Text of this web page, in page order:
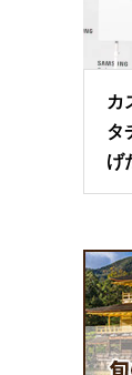
カ
タ
げ